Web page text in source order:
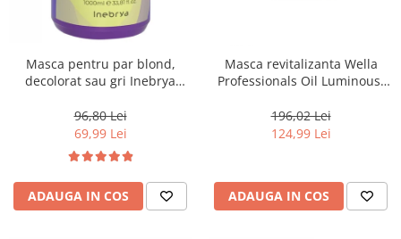
Masca pentru par blond,
decolorat sau gri Inebrya
96,80 Lei
69,99 Lei
ADAUGA IN COS
Masca revitalizanta Wella
Professionals Oil Luminous,
196,02 Lei
124,99 Lei
ADAUGA IN COS